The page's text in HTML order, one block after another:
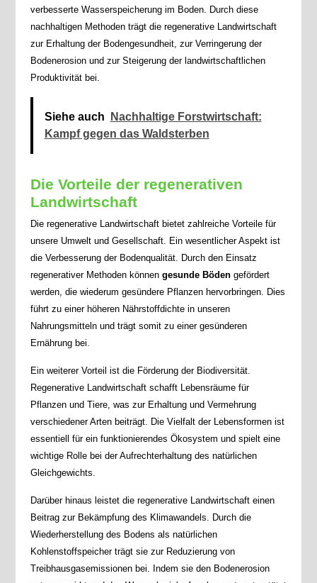
verbesserte Wasserspeicherung im Boden. Durch diese
nachhaltigen Methoden trägt die regenerative Landwirtschaft
zur Erhaltung der Bodengesundheit, zur Verringerung der
Bodenerosion und zur Steigerung der landwirtschaftlichen
Produktivität bei.
Siehe auch
Nachhaltige Forstwirtschaft:
Kampf gegen das Waldsterben
Die Vorteile der regenerativen
Landwirtschaft
Die regenerative Landwirtschaft bietet zahlreiche Vorteile für
unsere Umwelt und Gesellschaft. Ein wesentlicher Aspekt ist
die Verbesserung der Bodenqualität. Durch den Einsatz
regenerativer Methoden können gesunde Bödengefördert
werden, die wiederum gesündere Pflanzen hervorbringen. Dies
führt zu einer höheren Nährstoffdichte in unseren
Nahrungsmitteln und trägt somit zu einer gesünderen
Ernährung bei.
Ein weiterer Vorteil ist die Förderung der Biodiversität.
Regenerative Landwirtschaft schafft Lebensräume für
Pflanzen und Tiere, was zur Erhaltung und Vermehrung
verschiedener Arten beiträgt. Die Vielfalt der Lebensformen ist
essentiell für ein funktionierendes Ökosystem und spielt eine
wichtige Rolle bei der Aufrechterhaltung des natürlichen
Gleichgewichts.
Darüber hinaus leistet die regenerative Landwirtschaft einen
Beitrag zur Bekämpfung des Klimawandels. Durch die
Wiederherstellung des Bodens als natürlichen
Kohlenstoffspeicher trägt sie zur Reduzierung von
Treibhausgasemissionen bei. Indem sie den Bodenerosion